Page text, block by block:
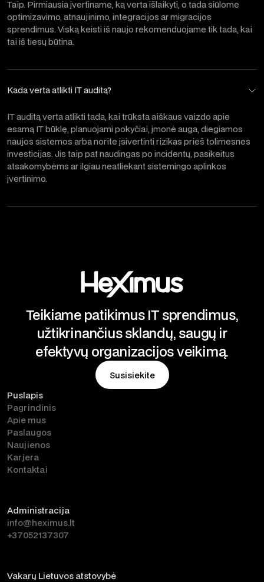
Taip. Pirmiausia įvertiname, ką verta išlaikyti, o tada siūlome
optimizavimo, atnaujinimo, integracijos ar migracijos
sprendimus. Viską keisti iš naujo rekomenduojame tik tada, kai
tai iš tiesų būtina.
Kada verta atlikti IT auditą?
IT auditą verta atlikti tada, kai trūksta aiškaus vaizdo apie
esamą IT būklę, planuojami pokyčiai, įmonė auga, diegiamos
naujos sistemos arba norite įsivertinti rizikas prieš tolimesnes
investicijas. Jis taip pat naudingas po incidentų, pasikeitus
atsakomybėms ar ilgiau neatliekant sistemingo aplinkos
įvertinimo.
Teikiame patikimus IT sprendimus,
užtikrinančius sklandų, saugų ir
efektyvų organizacijos veikimą.
Susisiekite
Puslapis
Pagrindinis
Apie mus
Paslaugos
Naujienos
Karjera
Kontaktai
Administracija
info@heximus.lt
+37052137307
Vakarų Lietuvos atstovybė